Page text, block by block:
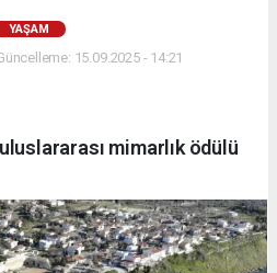
YAŞAM
15.09.2025 - 14:21
mimarlık ödülü